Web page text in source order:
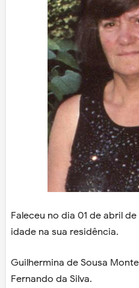
Faleceu no dia 01 de abril
idade na sua residência.
Guilhermina de Sousa
Fernando da Silva.